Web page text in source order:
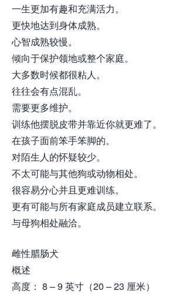
一生更加有趣和充满活力。
更快地达到身体成熟。
心智成熟较慢。
倾向于保护领地或整个家庭。
大多数时候都很粘人。
往往会有点混乱。
需要更多维护。
训练他摆脱皮带并靠近你就更难了。
在孩子面前笨手笨脚的。
对陌生人的怀疑较少。
不太可能与其他狗或动物相处。
很容易分心并且更难训练。
更有可能与所有家庭成员建立联系。
与母狗相处融洽。
雌性腊肠犬
概述
高度： 8 – 9 英寸（20 – 23 厘米）